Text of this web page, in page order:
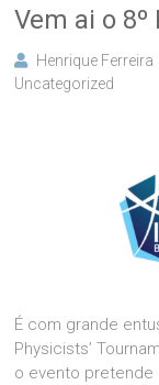
Vem ai o 8º
Henrique Ferreira
Uncategorized
É com grande
Physicists’
o evento pretende